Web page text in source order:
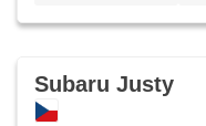
Subaru Justy